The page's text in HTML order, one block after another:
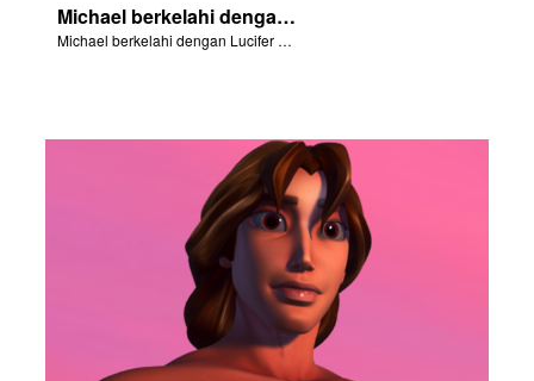
Michael berkelahi dengan Lucifer pada saat pemberontakan di surga.
Michael berkelahi dengan Lucifer pada saat pemberontakan di surga.